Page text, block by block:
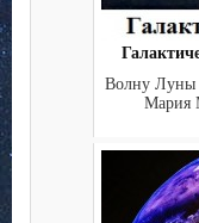
Волну Луны
Мария